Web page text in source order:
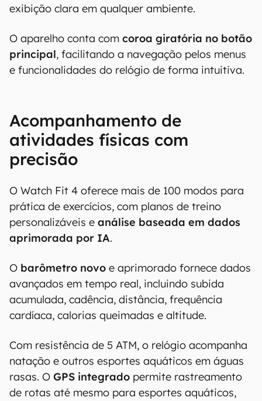
exibição clara em qualquer ambiente.
O aparelho conta com coroa giratória no botão
principal, facilitando a navegação pelos menus
e funcionalidades do relógio de forma intuitiva.
Acompanhamento de
atividades físicas com
precisão
O Watch Fit 4 oferece mais de 100 modos para
prática de exercícios, com planos de treino
personalizáveis e análise baseada em dados
aprimorada por IA.
O barômetro novo e aprimorado fornece dados
avançados em tempo real, incluindo subida
acumulada, cadência, distância, frequência
cardíaca, calorias queimadas e altitude.
Com resistência de 5 ATM, o relógio acompanha
natação e outros esportes aquáticos em águas
rasas. O GPS integrado permite rastreamento
de rotas até mesmo para esportes aquáticos,